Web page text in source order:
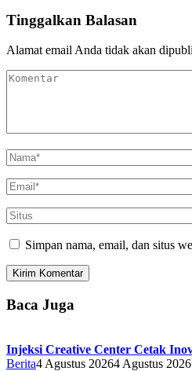
Tinggalkan Balasan
Alamat email Anda tidak akan
Simpan nama, email, dan situs
Baca Juga
Injeksi Creative Center Cetak
Berita4 Agustus 20264 Agustus 2026